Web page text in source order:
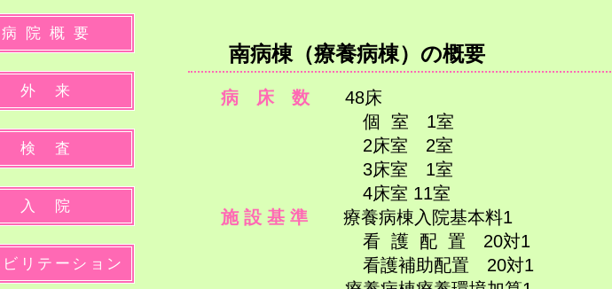
南病棟（療養病棟）の概要
病 床 数 48床
個 室 1室
2床室 2室
3床室 1室
4床室 11室
施 設 基 準 療養病棟入院基本料1
看 護 配 置 20対1
看護補助配置 20対1
病 院 概 要
外 来
検 査
入 院
リテーション